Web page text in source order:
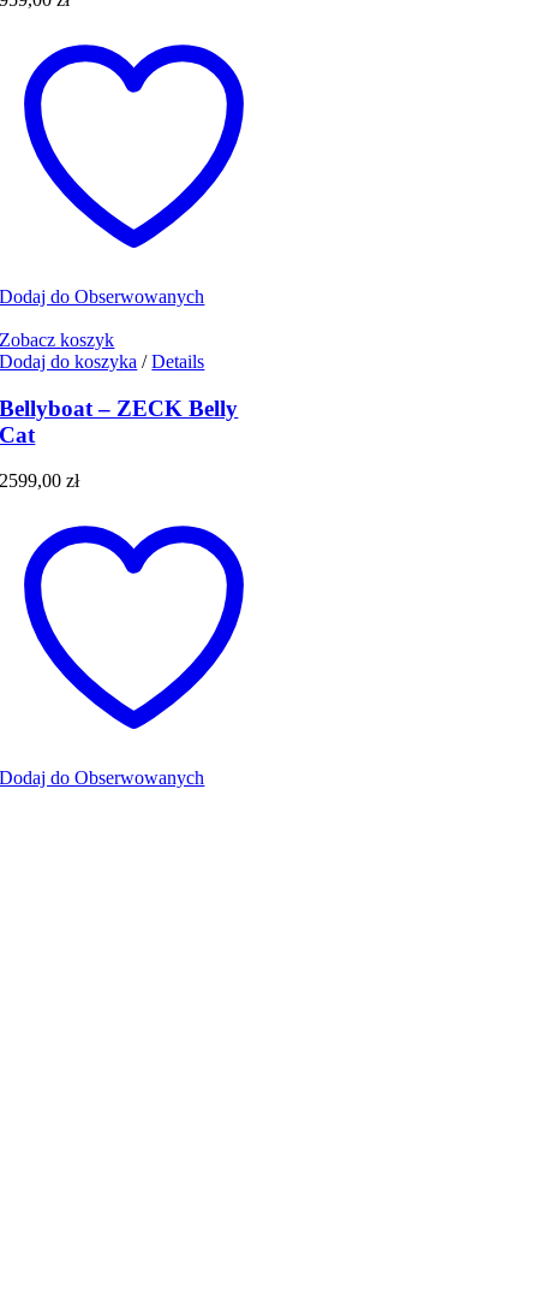
Dodaj do Obserwowanych
Zobacz koszyk
Dodaj do koszyka / Details
Bellyboat – ZECK Belly
Cat
2599,00zł
Dodaj do Obserwowanych